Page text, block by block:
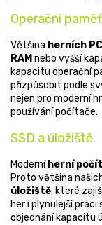
Operační
Většina herních PC
RAM nebo vyšší
kapacitu operační
přizpůsobit podle
nejen pro moderní
používání počítače.
SSD a úložiště
Moderní herní
Proto většina
úložiště, které
her i plynulejší
objednání kapacitu